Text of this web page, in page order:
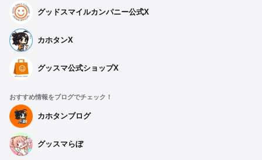
グッドスマイルカンパニー公式X
カホタンX
グッスマ公式ショップX
おすすめ情報をブログでチェック！
カホタンブログ
グッスマらぼ